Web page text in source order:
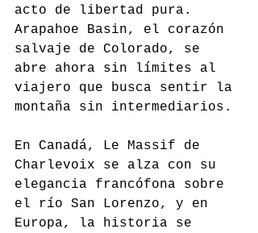
acto de libertad pura.
Arapahoe Basin, el corazón
salvaje de Colorado, se
abre ahora sin límites al
viajero que busca sentir la
montaña sin intermediarios.
En Canadá, Le Massif de
Charlevoix se alza con su
elegancia francófona sobre
el río San Lorenzo, y en
Europa, la historia se